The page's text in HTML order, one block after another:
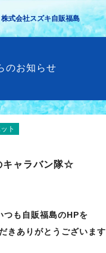
株式会社スズキ自販福島
のお知らせ
ト
キャラバン隊☆
つも自販福島のHPを
きありがとうございます